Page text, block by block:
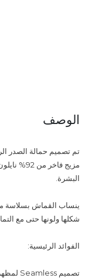
الوصف
البشرة.
ينساب القماش بسلاسة
شكلها ولونها حتى مع
الفوائد الرئيسية:
تصميم Seamless لمظهر ناعم وانسيابي